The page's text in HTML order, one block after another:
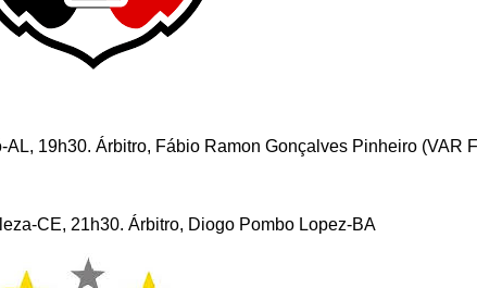
19h30. Árbitro, Fábio Ramon Gonçalves Pinheiro (VAR
CE, 21h30. Árbitro, Diogo Pombo Lopez-BA